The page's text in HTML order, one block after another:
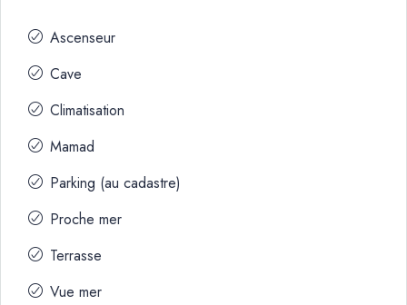
Ascenseur
Cave
Climatisation
Mamad
Parking (au cadastre)
Proche mer
Terrasse
Vue mer